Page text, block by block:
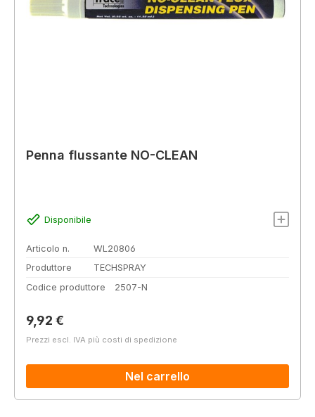
Penna flussante NO-CLEAN
Disponibile
Articolo n.
WL20806
Produttore
TECHSPRAY
Codice produttore
2507-N
Prezzo normale:
9,92 €
Prezzi escl. IVA più costi di spedizione
Nel carrello